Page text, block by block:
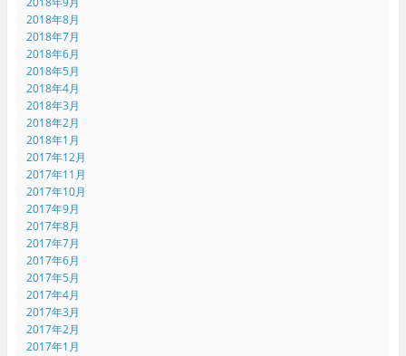
2018年8月
2018年7月
2018年6月
2018年5月
2018年4月
2018年3月
2018年2月
2018年1月
2017年12月
2017年11月
2017年10月
2017年9月
2017年8月
2017年7月
2017年6月
2017年5月
2017年4月
2017年3月
2017年2月
2017年1月